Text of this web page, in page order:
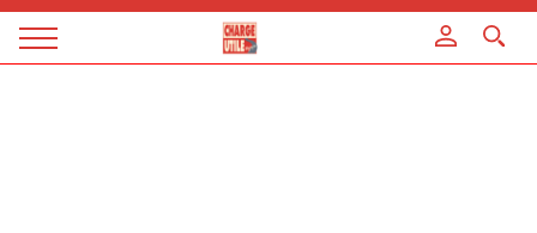
Magazine
Panneau de gestion des cookies